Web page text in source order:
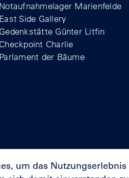
Notaufnahmelager Marienfelde
East Side Gallery
Gedenkstätte Günter Litfin
Checkpoint Charlie
Parlament der Bäume
um das Nutzungserlebnis